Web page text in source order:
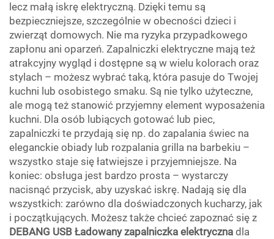
lecz małą iskrę elektryczną. Dzięki temu są
bezpieczniejsze, szczególnie w obecności dzieci i
zwierząt domowych. Nie ma ryzyka przypadkowego
zapłonu ani oparzeń. Zapalniczki elektryczne mają też
atrakcyjny wygląd i dostępne są w wielu kolorach oraz
stylach – możesz wybrać taką, która pasuje do Twojej
kuchni lub osobistego smaku. Są nie tylko użyteczne,
ale mogą też stanowić przyjemny element wyposażenia
kuchni. Dla osób lubiących gotować lub piec,
zapalniczki te przydają się np. do zapalania świec na
eleganckie obiady lub rozpalania grilla na barbekiu –
wszystko staje się łatwiejsze i przyjemniejsze. Na
koniec: obsługa jest bardzo prosta – wystarczy
nacisnąć przycisk, aby uzyskać iskrę. Nadają się dla
wszystkich: zarówno dla doświadczonych kucharzy, jak
i początkujących. Możesz także chcieć zapoznać się z
DEBANG USB Ładowany zapalniczka elektryczna dla